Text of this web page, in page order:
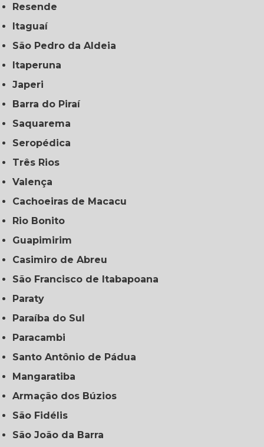
Resende
Itaguaí
São Pedro da Aldeia
Itaperuna
Japeri
Barra do Piraí
Saquarema
Seropédica
Três Rios
Valença
Cachoeiras de Macacu
Rio Bonito
Guapimirim
Casimiro de Abreu
São Francisco de Itabapoana
Paraty
Paraíba do Sul
Paracambi
Santo Antônio de Pádua
Mangaratiba
Armação dos Búzios
São Fidélis
São João da Barra